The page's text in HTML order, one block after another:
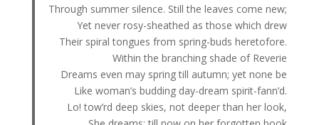
Through summer silence. Still the leaves come new;
Yet never rosy-sheathed as those which drew
Their spiral tongues from spring-buds heretofore.
Within the branching shade of Reverie
Dreams even may spring till autumn; yet none be
Like woman’s budding day-dream spirit-fann’d.
Lo! tow’rd deep skies, not deeper than her look,